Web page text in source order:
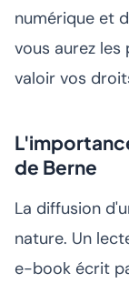
numérique et
vous aurez
valoir vos
de Berne
La diffusion
nature. Un
e-book écrit